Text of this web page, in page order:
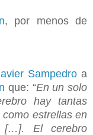
, por menos de
Sampedro a
que: “En un solo
hay tantas
estrellas en
[…]. El cerebro